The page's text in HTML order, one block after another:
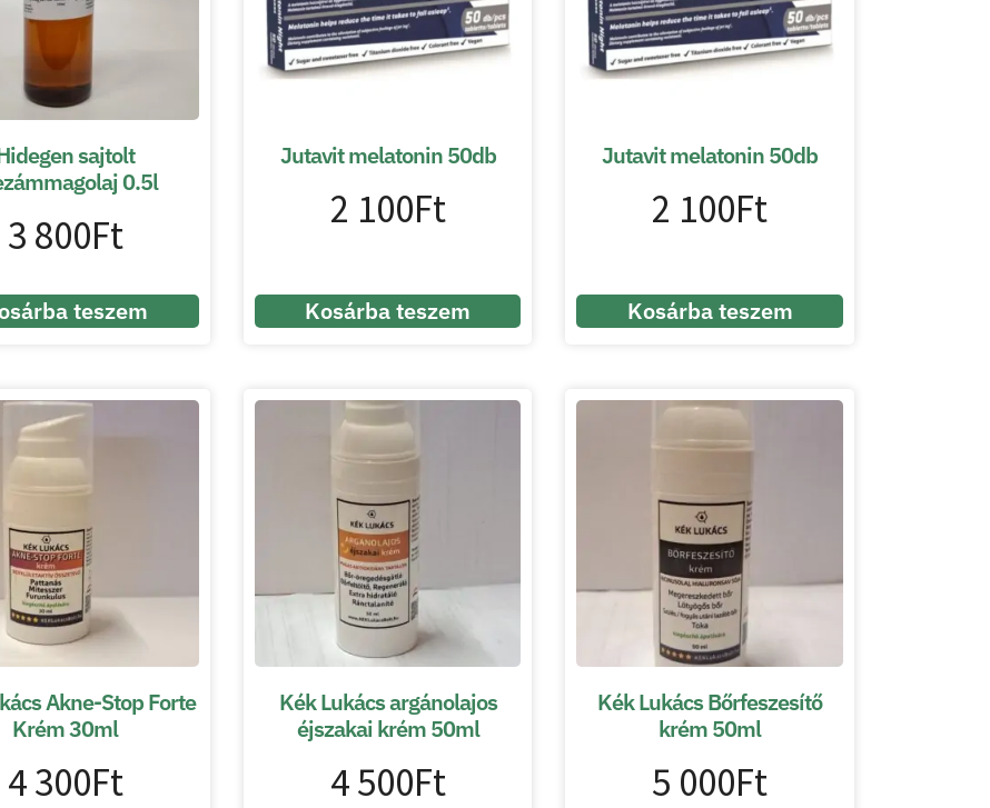
sajtolt
0.5l
3 800Ft
teszem
Jutavit melatonin 50db
2 100Ft
Kosárba teszem
Jutavit melatonin 50db
2 100Ft
Kosárba teszem
Akne-Stop Forte
Krém 30ml
4 300Ft
Kék Lukács argánolajos
éjszakai krém 50ml
4 500Ft
Kék Lukács Bőrfeszesítő
krém 50ml
5 000Ft